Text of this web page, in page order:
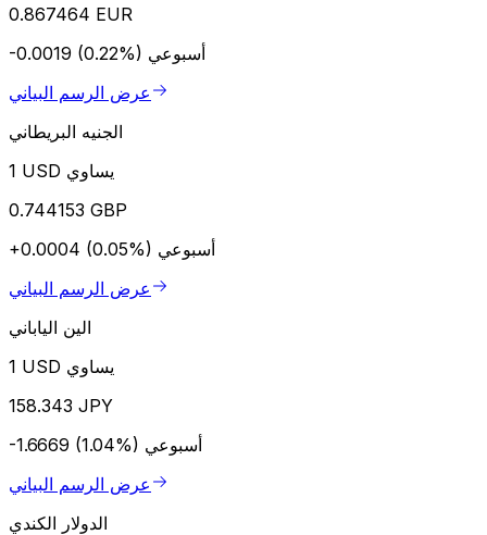
0.867464 EUR
-0.0019 (0.22%) أسبوعي
عرض الرسم البياني
الجنيه البريطاني
1 USD يساوي
0.744153 GBP
+0.0004 (0.05%) أسبوعي
عرض الرسم البياني
الين الياباني
1 USD يساوي
158.343 JPY
-1.6669 (1.04%) أسبوعي
عرض الرسم البياني
الدولار الكندي